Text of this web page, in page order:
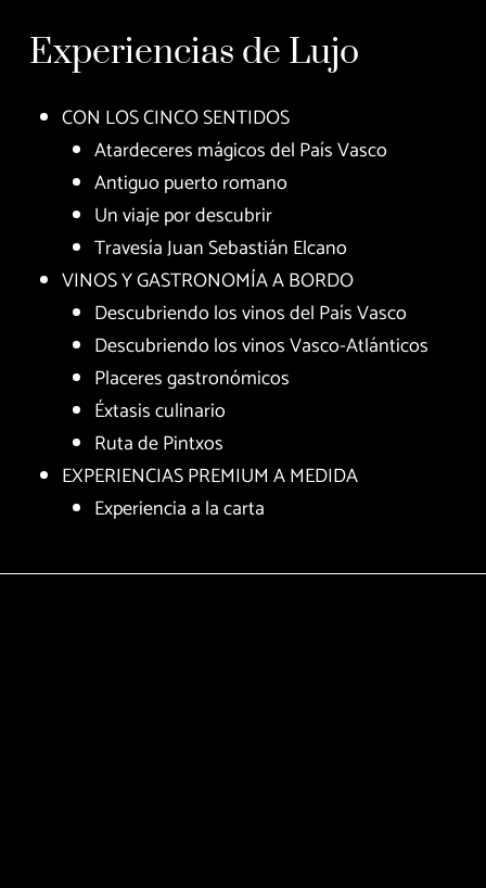
Experiencias de Lujo
CON LOS CINCO SENTIDOS
Atardeceres mágicos del País Vasco
Antiguo puerto romano
Un viaje por descubrir
Travesía Juan Sebastián Elcano
VINOS Y GASTRONOMÍA A BORDO
Descubriendo los vinos del País Vasco
Descubriendo los vinos Vasco-Atlánticos
Placeres gastronómicos
Éxtasis culinario
Ruta de Pintxos
EXPERIENCIAS PREMIUM A MEDIDA
Experiencia a la carta